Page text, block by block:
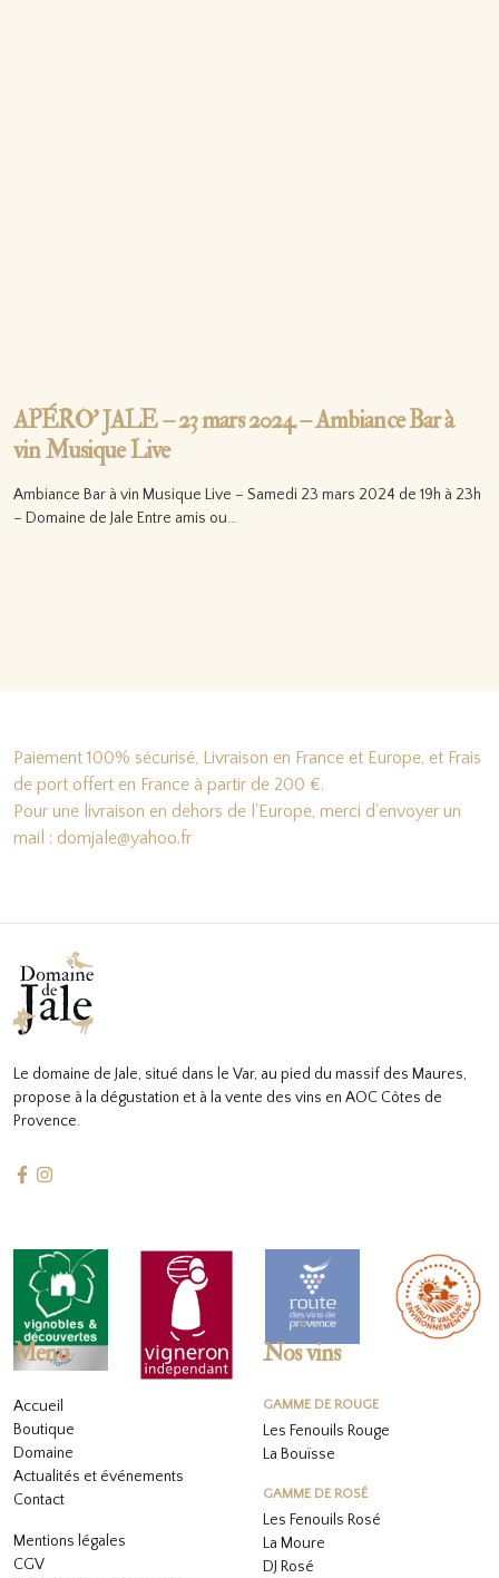
APÉRO’ JALE – 23 mars 2024 – Ambiance Bar à
vin Musique Live
Ambiance Bar à vin Musique Live – Samedi 23 mars 2024 de 19h à 23h
– Domaine de Jale Entre amis ou…
Paiement 100% sécurisé, Livraison en France et Europe, et Frais
de port offert en France à partir de 200 €.
Pour une livraison en dehors de l'Europe, merci d'envoyer un
mail : domjale@yahoo.fr
Le domaine de Jale, situé dans le Var, au pied du massif des Maures,
propose à la dégustation et à la vente des vins en AOC Côtes de
Provence.
Menu
Accueil
Boutique
Domaine
Actualités et événements
Contact
Mentions légales
CGV
Nos vins
GAMME DE ROUGE
Les Fenouils Rouge
La Bouïsse
GAMME DE ROSÉ
Les Fenouils Rosé
La Moure
DJ Rosé